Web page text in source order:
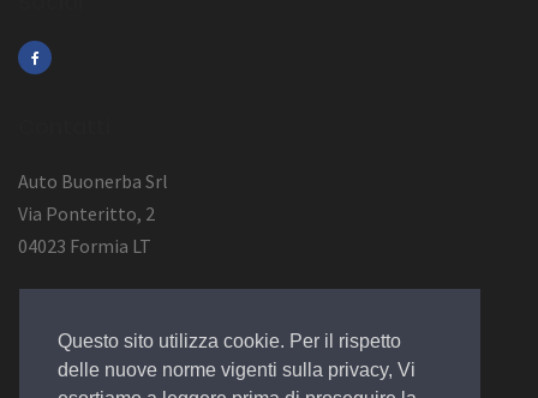
Questo sito utilizza cookie. Per il rispetto
delle nuove norme vigenti sulla privacy, Vi
Auto Buonerba Srl
Via Ponteritto, 2
04023 Formia LT
P.Iva 01473730594